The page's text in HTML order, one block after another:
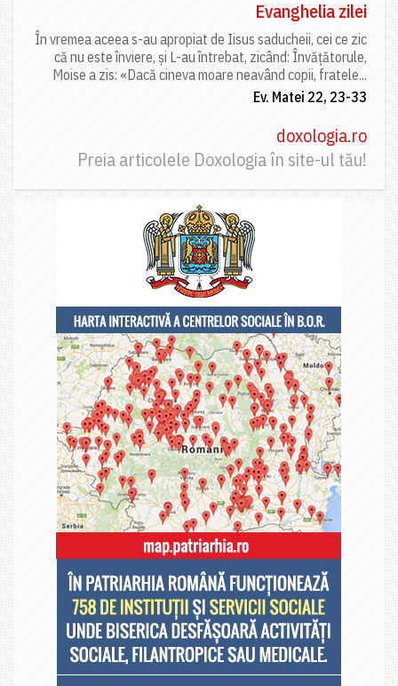
Evanghelia zilei
În vremea aceea s-au apropiat de Iisus saducheii, cei ce zic
că nu este înviere, și L-au întrebat, zicând: Învățătorule,
Moise a zis: «Dacă cineva moare neavând copii, fratele...
Ev. Matei 22, 23-33
doxologia.ro
Preia articolele Doxologia în site-ul tău!